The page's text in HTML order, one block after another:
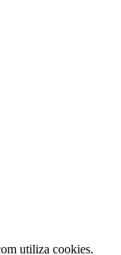
utiliza cookies.